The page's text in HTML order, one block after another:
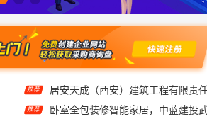
推荐
推荐